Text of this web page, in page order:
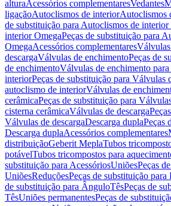
alturaAcessórios complementaresVedantes
ligaçãoAutoclismos de interiorAutoclismos
de substituição para Autoclismos de interior
interior OmegaPeças de substituição para
OmegaAcessórios complementares
descargaVálvulas de enchimentoPeças de
de enchimentoVálvulas de enchimento
interiorPeças de substituição para Válvulas
autoclismo de interiorVálvulas de
cerâmicaPeças de substituição para
cisterna cerâmicaVálvulas de descarga
Válvulas de descargaDescarga duplaPeças
Descarga duplaAcessórios complementares
distribuiçãoGeberit MeplaTubos
potávelTubos tricompostos para
substituição para AcessóriosUniõesPeças
UniõesReduçõesPeças de substituição para
de substituição para ÂnguloTêsPeças de
TêsUniões permanentesPeças de